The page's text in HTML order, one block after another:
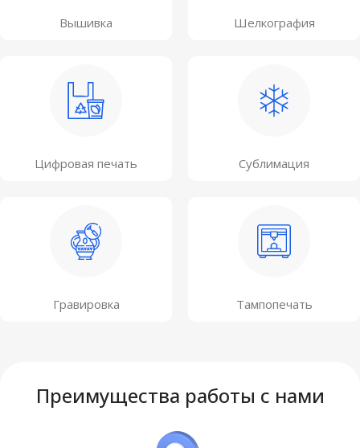
Вышивка Шелкография
Цифровая печать Сублимация
Гравировка Тампопечать
Преимущества работы с нами